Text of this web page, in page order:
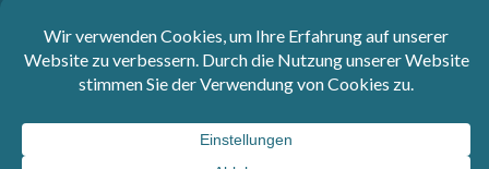
emanzipatorischen Standpunkt aus. Kontrast wirft den Blick der
sozialen Gerechtigkeit auf die Welt.
: SPÖ-Klub - 1017 Wien - Telefon: +43 1 40110-
3393 - e-mail: redaktion@kontrast.at -